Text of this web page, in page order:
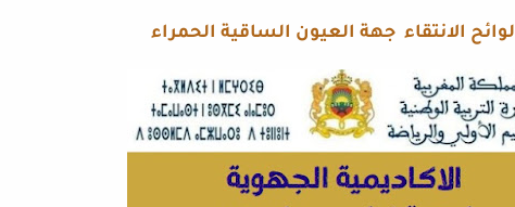
لوائح الانتقاء جهة العيون الساقية الحمراء